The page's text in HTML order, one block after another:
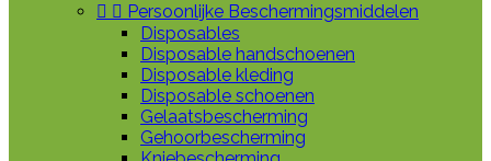
  Persoonlijke Beschermingsmiddelen
Disposables
Disposable handschoenen
Disposable kleding
Disposable schoenen
Gelaatsbescherming
Gehoorbescherming